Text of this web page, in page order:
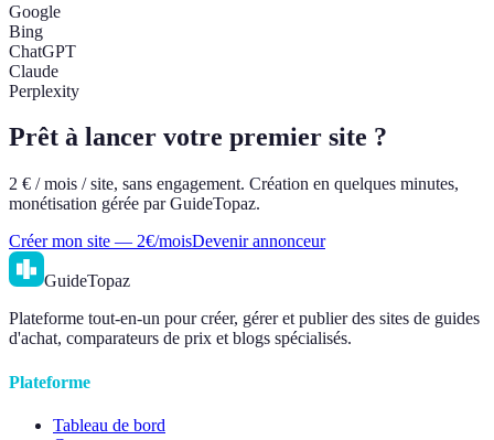
Google
Bing
ChatGPT
Claude
Perplexity
Prêt à lancer votre premier site ?
2 € / mois / site, sans engagement. Création en quelques minutes,
monétisation gérée par GuideTopaz.
Créer mon site — 2€/moisDevenir annonceur
GuideTopaz
Plateforme tout-en-un pour créer, gérer et publier des sites de guides
d'achat, comparateurs de prix et blogs spécialisés.
Plateforme
Tableau de bord